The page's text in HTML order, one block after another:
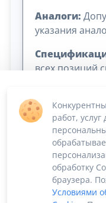
Аналоги:
указания
всех позиций
Сумма лота: 8
работ,
обработку
браузера.
Условиями